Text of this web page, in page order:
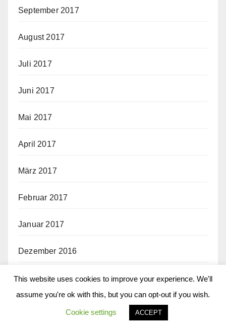
September 2017
August 2017
Juli 2017
Juni 2017
Mai 2017
April 2017
März 2017
Februar 2017
Januar 2017
Dezember 2016
November 2016
This website uses cookies to improve your experience. We'll
assume you're ok with this, but you can opt-out if you wish.
Cookie settings ACCEPT